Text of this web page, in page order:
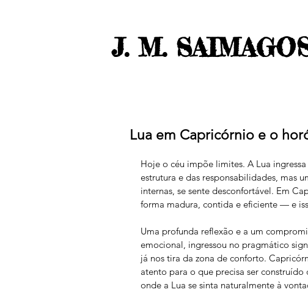
J. M. SAIMAGO
Lua em Capricórnio e o
Hoje o céu impõe limites. A Lua
estrutura e das responsabilidades, mas
internas, se sente desconfortável. Em
forma madura, contida e eficiente — e
Uma profunda reflexão e a um
emocional, ingressou no pragmático
já nos tira da zona de conforto.
atento para o que precisa ser
onde a Lua se sinta naturalmente à